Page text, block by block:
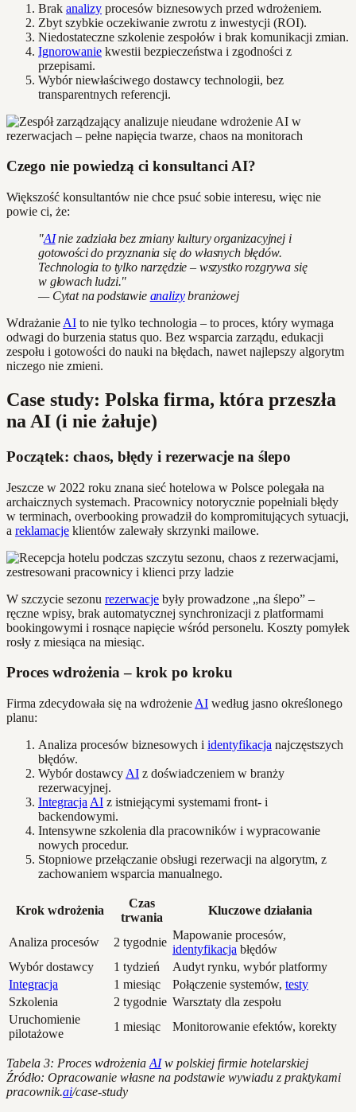
Brak analizy procesów biznesowych przed wdrożeniem.
Zbyt szybkie oczekiwanie zwrotu z inwestycji (ROI).
Niedostateczne szkolenie zespołów i brak komunikacji zmian.
Ignorowanie kwestii bezpieczeństwa i zgodności z
przepisami.
Wybór niewłaściwego dostawcy technologii, bez
transparentnych referencji.
Czego nie powiedzą ci konsultanci AI?
Większość konsultantów nie chce psuć sobie interesu, więc nie
powie ci, że:
"AInie zadziała bez zmiany kultury organizacyjnej i
gotowości do przyznania się do własnych błędów.
Technologia to tylko narzędzie – wszystko rozgrywa się
w głowach ludzi."
— Cytat na podstawie analizybranżowej
Wdrażanie AI to nie tylko technologia – to proces, który wymaga
odwagi do burzenia status quo. Bez wsparcia zarządu, edukacji
zespołu i gotowości do nauki na błędach, nawet najlepszy algorytm
niczego nie zmieni.
Case study: Polska firma, która przeszła
na AI (i nie żałuje)
Początek: chaos, błędy i rezerwacje na ślepo
Jeszcze w 2022 roku znana sieć hotelowa w Polsce polegała na
archaicznych systemach. Pracownicy notorycznie popełniali błędy
w terminach, overbooking prowadził do kompromitujących sytuacji,
a reklamacje klientów zalewały skrzynki mailowe.
W szczycie sezonu rezerwacje były prowadzone „na ślepo” –
ręczne wpisy, brak automatycznej synchronizacji z platformami
bookingowymi i rosnące napięcie wśród personelu. Koszty pomyłek
rosły z miesiąca na miesiąc.
Proces wdrożenia – krok po kroku
Firma zdecydowała się na wdrożenie AI według jasno określonego
planu:
Analiza procesów biznesowych i identyfikacja najczęstszych
błędów.
Wybór dostawcy AI z doświadczeniem w branży
rezerwacyjnej.
Integracja AI z istniejącymi systemami front- i
backendowymi.
Intensywne szkolenia dla pracowników i wypracowanie
nowych procedur.
Stopniowe przełączanie obsługi rezerwacji na algorytm, z
zachowaniem wsparcia manualnego.
Krok wdrożenia
Czas
trwania
Kluczowe działania
Analiza procesów 2 tygodnie
Mapowanie procesów,
identyfikacja błędów
Wybór dostawcy
1 tydzień
Audyt rynku, wybór platformy
Integracja
1 miesiąc Połączenie systemów, testy
Szkolenia
2 tygodnie Warsztaty dla zespołu
Uruchomienie
pilotażowe
1 miesiąc Monitorowanie efektów, korekty
Tabela 3: Proces wdrożenia AIw polskiej firmie hotelarskiej
Źródło: Opracowanie własne na podstawie wywiadu z praktykami
pracownik.ai/case-study